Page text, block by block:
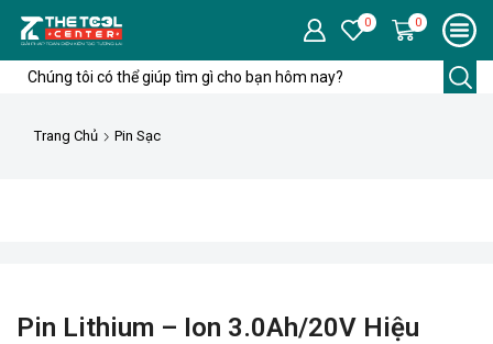
0 0
Trang Chủ Pin Sạc
Pin Lithium – Ion 3.0Ah/20V Hiệu